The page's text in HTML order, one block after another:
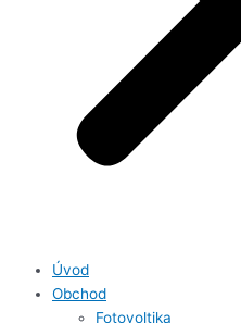
Úvod
Obchod
Fotovoltika